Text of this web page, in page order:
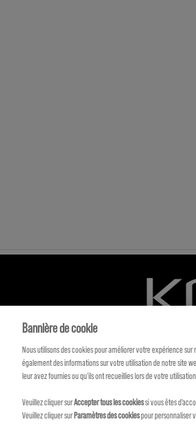
Bannière de cookie
Nous utilisons des cookies pour améliorer votre expérience
également des informations sur votre utilisation de notre site
leur avez fournies ou qu'ils ont recueillies lors de votre
Veuillez cliquer surAccepter tous les cookiessi vous êtes
Veuillez cliquer surParamètres des cookiespour personnaliser